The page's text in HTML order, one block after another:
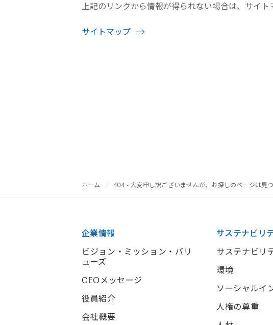
上記のリンクから情報が得られない場合は、サイ
サイトマップ
ホーム 404 - 大変申し訳ございませんが、お探しのページは見つ
企業情報
ビジョン・ミッション・バリ
ューズ
CEOメッセージ
役員紹介
会社概要
サステナビリ
サステナビリ
環境
ソーシャルイ
人権の尊重